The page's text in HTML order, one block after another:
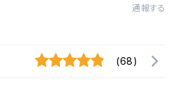
通報する
(68)